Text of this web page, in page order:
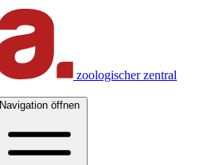
zoologischer zentral
Navigation öffnen